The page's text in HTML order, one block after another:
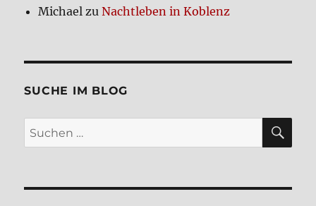
Michael zuNacht­le­ben in Koblenz
SUCHE IM BLOG
Suchen
nach: